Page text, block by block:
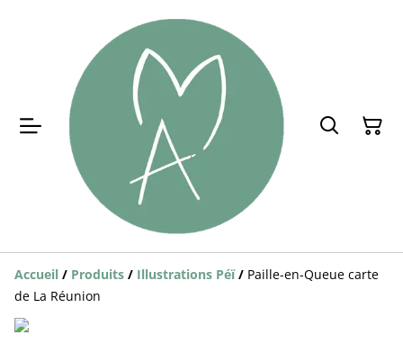
Accueil / Produits / Illustrations Péï / Paille-en-Queue carte
de La Réunion